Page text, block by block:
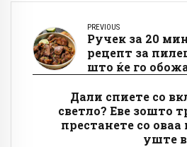
PREVIOUS
Ручек за 20
рецепт за
што ќе го
Дали спиете со
светло? Еве зошто
престанете со оваа
уште